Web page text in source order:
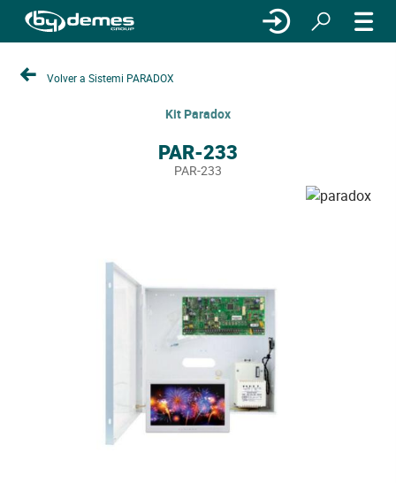
Volver a Sistemi PARADOX
Kit Paradox
PAR-233
PAR-233